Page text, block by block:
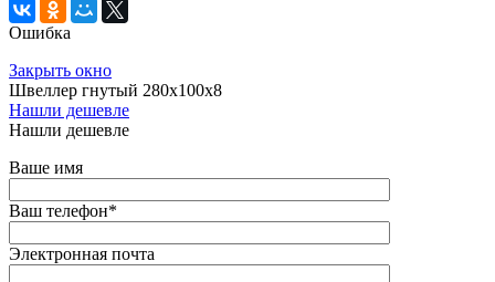
Ошибка
Закрыть окно
Швеллер гнутый 280х100х8
Нашли дешевле
Нашли дешевле
Ваше имя
Ваш телефон*
Электронная почта